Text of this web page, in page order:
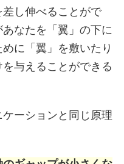
し伸べることがで
なたを「翼」の下に
に「翼」を敷いたり
与えることができる
ーションと同じ原理